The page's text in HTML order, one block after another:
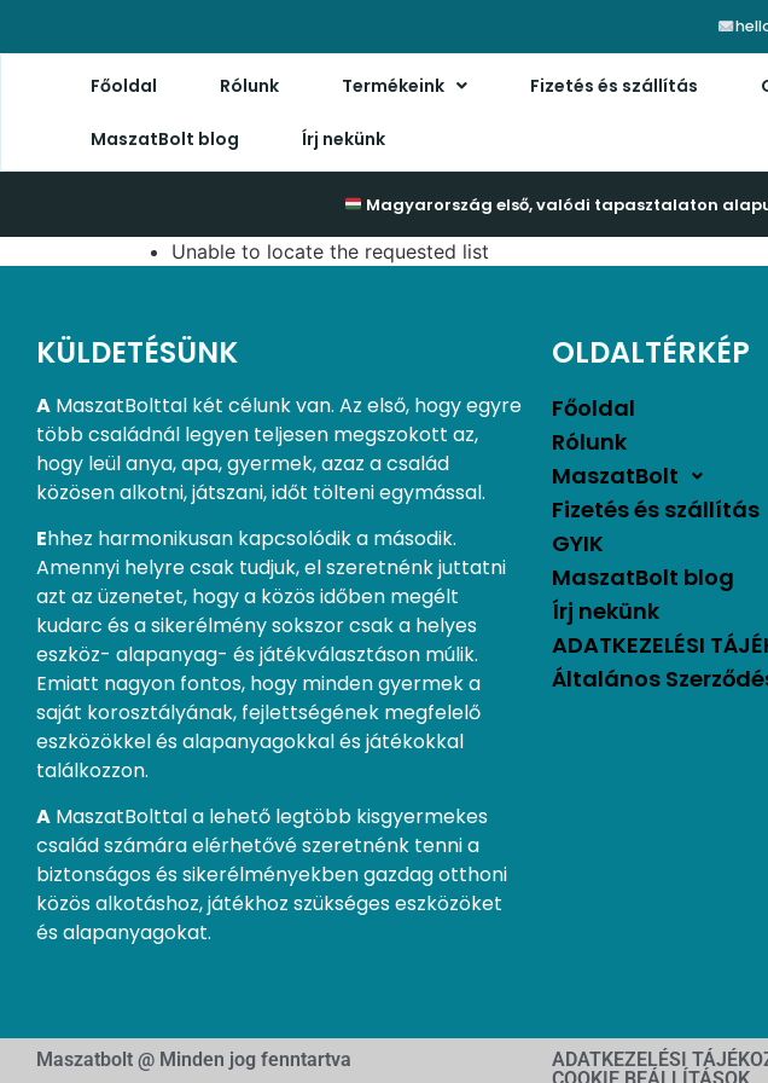
Főoldal Rólunk Termékeink Fizetés és szállítás
MaszatBolt blog Írj nekünk
Magyarország első, valódi tapasztalaton
Unable to locate the requested list
KÜLDETÉSÜNK
A MaszatBolttal két célunk van. Az első, hogy egyre
több családnál legyen teljesen megszokott az,
hogy leül anya, apa, gyermek, azaz a család
közösen alkotni, játszani, időt tölteni egymással.
Ehhez harmonikusan kapcsolódik a második.
Amennyi helyre csak tudjuk, el szeretnénk juttatni
azt az üzenetet, hogy a közös időben megélt
kudarc és a sikerélmény sokszor csak a helyes
eszköz- alapanyag- és játékválasztáson múlik.
Emiatt nagyon fontos, hogy minden gyermek a
saját korosztályának, fejlettségének megfelelő
eszközökkel és alapanyagokkal és játékokkal
találkozzon.
A MaszatBolttal a lehető legtöbb kisgyermekes
család számára elérhetővé szeretnénk tenni a
biztonságos és sikerélményekben gazdag otthoni
közös alkotáshoz, játékhoz szükséges eszközöket
és alapanyagokat.
OLDALTÉRKÉP
Főoldal
Rólunk
MaszatBolt
Fizetés és szállítás
GYIK
MaszatBolt blog
Írj nekünk
ADATKEZELÉSI
Általános
Maszatbolt @ Minden jog fenntartva ADATKEZELÉSI